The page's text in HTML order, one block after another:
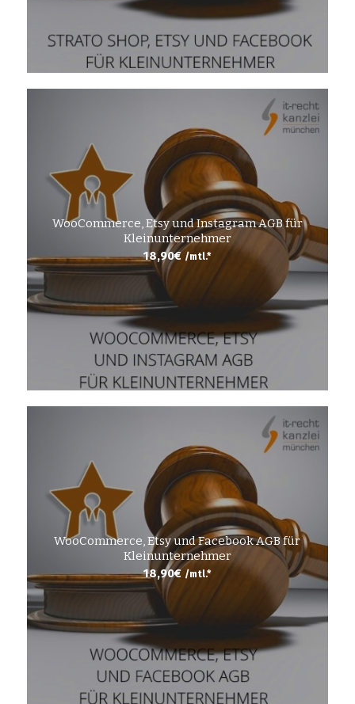
WooCommerce, Etsy und Instagram AGB für
Kleinunternehmer
18,90€ /mtl.*
WooCommerce, Etsy und Facebook AGB für
Kleinunternehmer
18,90€ /mtl.*